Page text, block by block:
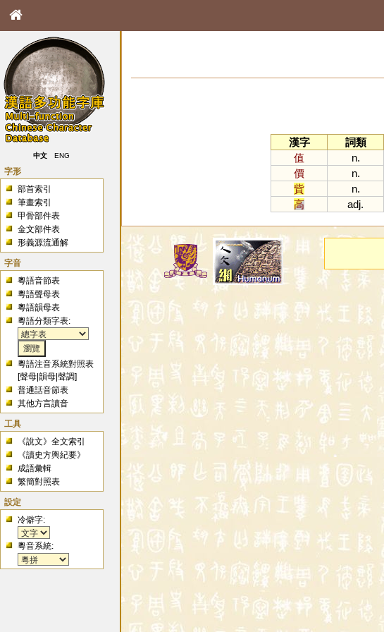
中文 ENG
字形
部首索引
筆畫索引
甲骨部件表
金文部件表
形義源流通解
字音
粵語音節表
粵語聲母表
粵語韻母表
粵語分類字表:
粵語注音系統對照表
[聲母 |韻母 |聲調]
普通話音節表
其他方言讀音
工具
《說文》全文索引
《讀史方輿紀要》
成語彙輯
繁簡對照表
設定
冷僻字:
粵音系統:
漢字
詞類
值
n.
價
n.
貲
n.
高
adj.